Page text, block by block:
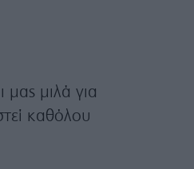
μιλά για
καθόλου